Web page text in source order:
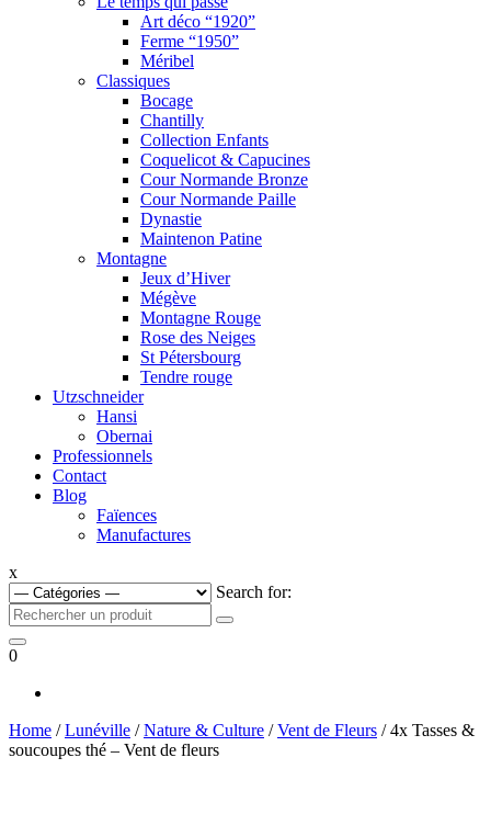
Art déco “1920”
Ferme “1950”
Méribel
Classiques
Bocage
Chantilly
Collection Enfants
Coquelicot & Capucines
Cour Normande Bronze
Cour Normande Paille
Dynastie
Maintenon Patine
Montagne
Jeux d’Hiver
Mégève
Montagne Rouge
Rose des Neiges
St Pétersbourg
Tendre rouge
Utzschneider
Hansi
Obernai
Professionnels
Contact
Blog
Faïences
Manufactures
x
Search for:
0
Home /Lunéville /Nature & Culture /Vent de Fleurs / 4x Tasses &
soucoupes thé – Vent de fleurs